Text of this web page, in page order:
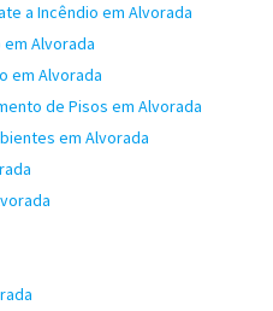
a Incêndio em Alvorada
Alvorada
em Alvorada
de Pisos em Alvorada
em Alvorada